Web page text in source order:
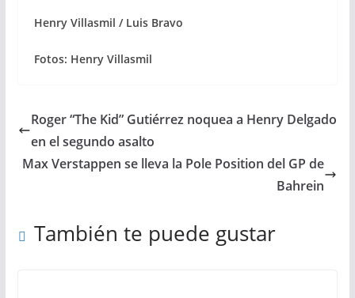
Henry Villasmil / Luis Bravo
Fotos: Henry Villasmil
Roger “The Kid” Gutiérrez noquea a Henry Delgado
en el segundo asalto
Max Verstappen se lleva la Pole Position del GP de
Bahrein
También te puede gustar